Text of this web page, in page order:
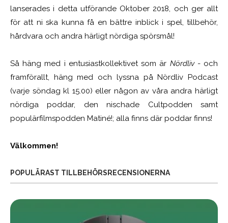
lanserades i detta utförande Oktober 2018, och ger allt
för att ni ska kunna få en bättre inblick i spel, tillbehör,
hårdvara och andra härligt nördiga spörsmål!
Så häng med i entusiastkollektivet som är Nördliv- och
framförallt, häng med och lyssna på Nördliv Podcast
(varje söndag kl 15.00) eller någon av våra andra härligt
nördiga poddar, den nischade Cultpodden samt
populärfilmspodden Matiné!; alla finns där poddar finns!
Välkommen!
POPULÄRAST TILLBEHÖRSRECENSIONERNA